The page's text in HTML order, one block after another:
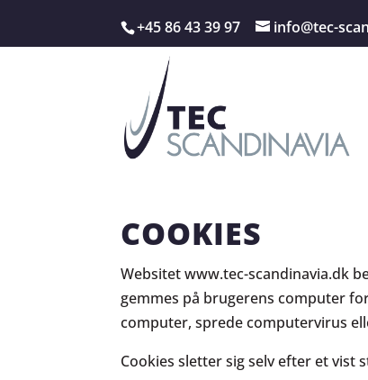
+45 86 43 39 97 info@tec-
COOKIES
Websitet www.tec-scandinavia.dk
gemmes på brugerens computer
computer, sprede computervirus
Cookies sletter sig selv efter et vist